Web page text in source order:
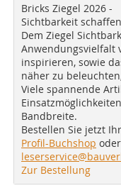
Bricks Ziegel 2026 -
Sichtbarkeit schaffen
Dem Ziegel
Anwendungsvielfalt
inspirieren, sowie
näher zu
Viele spannende
Bandbreite.
Bestellen Sie jetzt
Profil-Buchshop
Zur Bestellung